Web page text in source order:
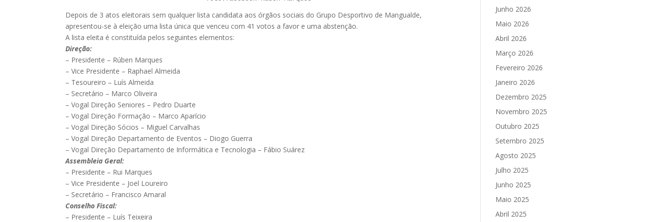
Depois de 3 atos eleitorais sem qualquer lista candidata aos órgãos sociais do Grupo Desportivo de Mangualde,
apresentou-se à eleição uma lista única que venceu com 41 votos a favor e uma abstenção.
A lista eleita é constituída pelos seguintes elementos:
Direção:
– Presidente – Rúben Marques
– Vice Presidente – Raphael Almeida
– Tesoureiro – Luís Almeida
– Secretário – Marco Oliveira
– Vogal Direção Seniores – Pedro Duarte
– Vogal Direção Formação – Marco Aparício
– Vogal Direção Sócios – Miguel Carvalhas
– Vogal Direção Departamento de Eventos – Diogo Guerra
– Vogal Direção Departamento de Informática e Tecnologia – Fábio Suárez
Assembleia Geral:
– Presidente – Rui Marques
– Vice Presidente – Joel Loureiro
– Secretário – Francisco Amaral
Conselho Fiscal:
– Presidente – Luís Teixeira
Junho 2026
Maio 2026
Abril 2026
Março 2026
Fevereiro 2026
Janeiro 2026
Dezembro 2025
Novembro 2025
Outubro 2025
Setembro 2025
Agosto 2025
Julho 2025
Junho 2025
Maio 2025
Abril 2025